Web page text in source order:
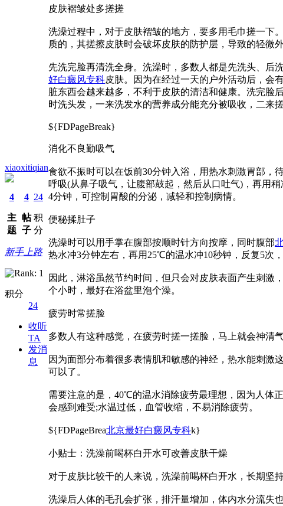
xiaoxitiqian
4
主
题
4
帖
子
24
积
分
新手上路
积分
24
收听
TA
发消
息
皮肤褶皱处多搓搓
洗澡过程中，对于皮肤褶皱的地方，要多用毛巾搓一下
质的，其搓擦皮肤时会破坏皮肤的防护层，导致的轻微
先洗完脸再清洗全身。洗澡时，多数人都是先洗头、后
好白癜风专科皮肤。因为在经过一天的户外活动后，会
脏东西会越来越多，不利于皮肤的清洁和健康。洗完脸
时洗头发，一来洗发水的营养成分能充分被吸收，二来
${FDPageBreak}
消化不良勤吸气
食欲不振时可以在饭前30分钟入浴，用热水刺激胃部，
呼吸(从鼻子吸气，让腹部鼓起，然后从口吐气)，再用
4分钟，可控制胃酸的分泌，减轻和控制病情。
便秘揉肚子
洗澡时可以用手掌在腹部按顺时针方向按摩，同时腹部
热水冲3分钟左右，再用25℃的温水冲10秒钟，反复5次
因此，淋浴虽然节约时间，但只会对皮肤表面产生刺激
个小时，最好在浴盆里泡个澡。
疲劳时常搓脸
多数人有这种感觉，在疲劳时搓一搓脸，马上就会神清气
因为面部分布着很多表情肌和敏感的神经，热水能刺激
可以了。
需要注意的是，40℃的温水消除疲劳最理想，因为人体
会感到难受;水温过低，血管收缩，不易消除疲劳。
${FDPageBrea北京最好白癜风专科k}
小贴士：洗澡前喝杯白开水可改善皮肤干燥
对于皮肤比较干的人来说，洗澡前喝杯白开水，长期坚
洗澡后人体的毛孔会扩张，排汗量增加，体内水分流失